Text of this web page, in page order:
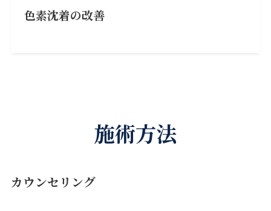
色素沈着の改善
施術方法
カウンセリング